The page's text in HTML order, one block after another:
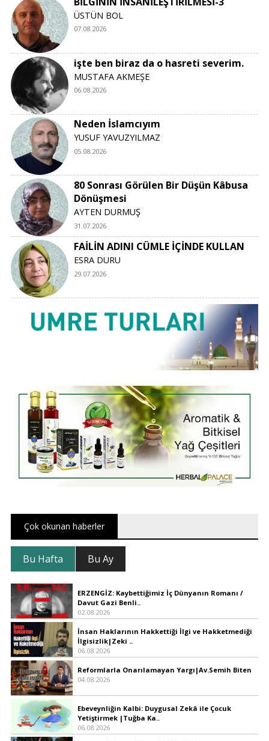
ÜSTÜN BOL
07.08.2026
işte ben biraz da o hasreti severim.
MUSTAFA AKMEŞE
06.08.2026
Neden İslamcıyım
YUSUF YAVUZYILMAZ
05.08.2026
80 Sonrası Görülen Bir Düşün Kâbusa
Dönüşmesi
AYTEN DURMUŞ
31.07.2026
FAİLİN ADINI CÜMLE İÇİNDE KULLAN
ESRA DURU
29.07.2026
Çok okunan haberler
Bu Hafta Bu Ay
ERZENGİZ: Kaybettiğimiz İç Dünyanın Romanı /
Davut Gazi Benli..
02.08.2026
İnsan Haklarının Hakkettiği İlgi ve Hakketmediği
İlgisizlik|Zeki ..
06.08.2026
Reformlarla Onarılamayan Yargı|Av.Semih Biten
04.08.2026
Ebeveynliğin Kalbi: Duygusal Zekâ ile Çocuk
Yetiştirmek |Tuğba Ka..
06.08.2026